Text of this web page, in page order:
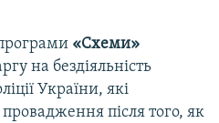
«Схеми»
на бездіяльність
України, які
після того, як